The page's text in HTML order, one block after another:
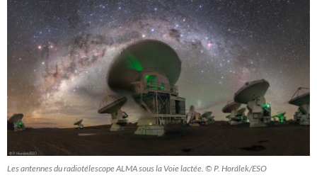
Les antennes du radiotélescope ALMA sous la Voie lactée. © P. Horálek/ESO